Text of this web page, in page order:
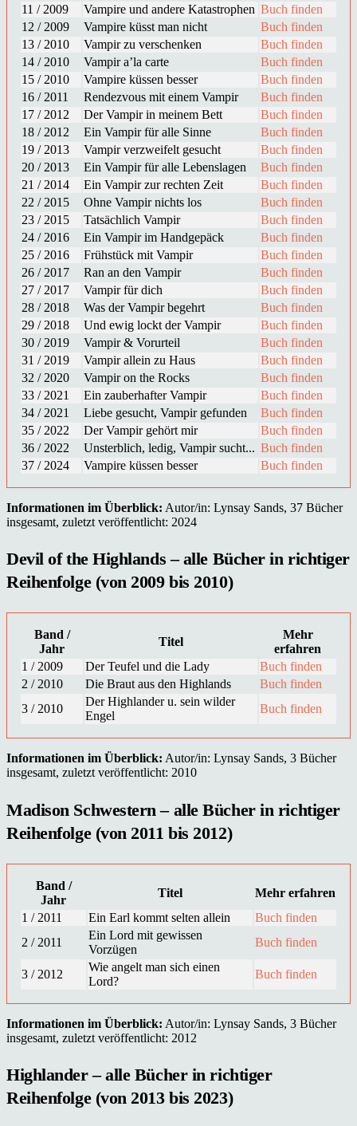
11 / 2009
Vampire und andere Katastrophen Buch finden
12 / 2009
Vampire küsst man nicht
Buch finden
13 / 2010
Vampir zu verschenken
Buch finden
14 / 2010
Vampir a’la carte
Buch finden
15 / 2010
Vampire küssen besser
Buch finden
16 / 2011
Rendezvous mit einem Vampir
Buch finden
17 / 2012
Der Vampir in meinem Bett
Buch finden
18 / 2012
Ein Vampir für alle Sinne
Buch finden
19 / 2013
Vampir verzweifelt gesucht
Buch finden
20 / 2013
Ein Vampir für alle Lebenslagen
Buch finden
21 / 2014
Ein Vampir zur rechten Zeit
Buch finden
22 / 2015
Ohne Vampir nichts los
Buch finden
23 / 2015
Tatsächlich Vampir
Buch finden
24 / 2016
Ein Vampir im Handgepäck
Buch finden
25 / 2016
Frühstück mit Vampir
Buch finden
26 / 2017
Ran an den Vampir
Buch finden
27 / 2017
Vampir für dich
Buch finden
28 / 2018
Was der Vampir begehrt
Buch finden
29 / 2018
Und ewig lockt der Vampir
Buch finden
30 / 2019
Vampir & Vorurteil
Buch finden
31 / 2019
Vampir allein zu Haus
Buch finden
32 / 2020
Vampir on the Rocks
Buch finden
33 / 2021
Ein zauberhafter Vampir
Buch finden
34 / 2021
Liebe gesucht, Vampir gefunden
Buch finden
35 / 2022
Der Vampir gehört mir
Buch finden
36 / 2022
Unsterblich, ledig, Vampir sucht... Buch finden
37 / 2024
Vampire küssen besser Buch finden
Informationen im Überblick: Autor/in: Lynsay Sands, 37 Bücher
insgesamt, zuletzt veröffentlicht: 2024
Devil of the Highlands – alle Bücher in richtiger
Reihenfolge (von 2009 bis 2010)
Band /
Jahr
Titel
Mehr
erfahren
1 / 2009
Der Teufel und die Lady
Buch finden
2 / 2010
Die Braut aus den Highlands
Buch finden
3 / 2010
Der Highlander u. sein wilder
Engel
Buch finden
Informationen im Überblick: Autor/in: Lynsay Sands, 3 Bücher
insgesamt, zuletzt veröffentlicht: 2010
Madison Schwestern – alle Bücher in richtiger
Reihenfolge (von 2011 bis 2012)
Band /
Jahr
Titel
Mehr erfahren
1 / 2011
Ein Earl kommt selten allein
Buch finden
2 / 2011
Ein Lord mit gewissen
Vorzügen
Buch finden
3 / 2012
Wie angelt man sich einen
Lord?
Buch finden
Informationen im Überblick: Autor/in: Lynsay Sands, 3 Bücher
insgesamt, zuletzt veröffentlicht: 2012
Highlander – alle Bücher in richtiger
Reihenfolge (von 2013 bis 2023)